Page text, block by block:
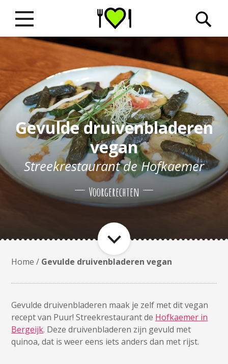
Gevulde druivenbladeren
vegan
Streekrestaurant de Hofkaemer
Voorgerechten
Home / Gevulde druivenbladeren vegan
Gevulde druivenbladeren maak je zelf met dit vegan
recept van Puur! Streekrestaurant de Hofkaemer in
Bergeijk. Deze druivenbladeren zijn gevuld met
quinoa, dat is weer eens iets anders dan met rijst.